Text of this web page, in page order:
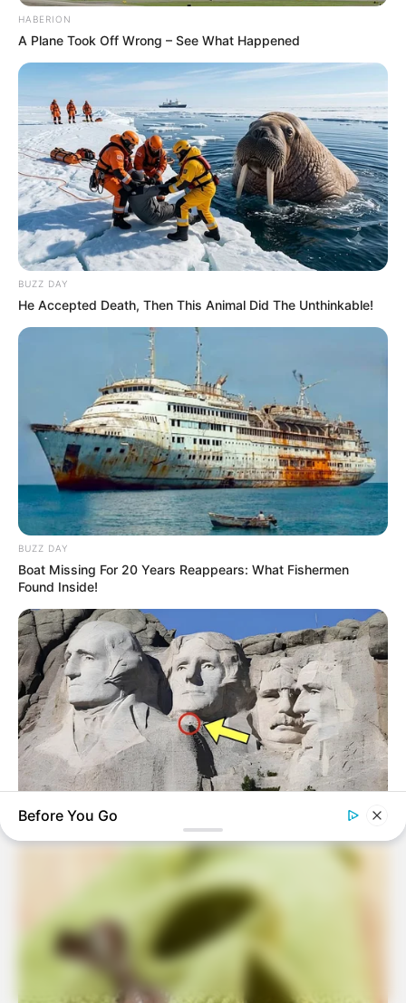
Creativa Atelier
In the loop knitting
HABERION
A Plane Took Off Wrong – See What Happened
BUZZ DAY
He Accepted Death, Then This Animal Did The Unthinkable!
BUZZ DAY
Boat Missing For 20 Years Reappears: What Fishermen
Found Inside!
What Engineers Found At Rushmore Changes History
Before You Go